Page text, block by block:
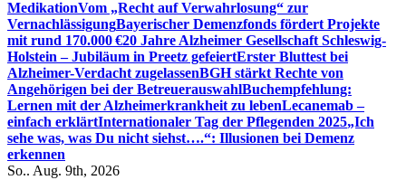
MedikationVom „Recht auf Verwahrlosung“ zur
VernachlässigungBayerischer Demenzfonds fördert Projekte
mit rund 170.000 €20 Jahre Alzheimer Gesellschaft Schleswig-
Holstein – Jubiläum in Preetz gefeiertErster Bluttest bei
Alzheimer-Verdacht zugelassenBGH stärkt Rechte von
Angehörigen bei der BetreuerauswahlBuchempfehlung:
Lernen mit der Alzheimerkrankheit zu lebenLecanemab –
einfach erklärtInternationaler Tag der Pflegenden 2025„Ich
sehe was, was Du nicht siehst….“: Illusionen bei Demenz
erkennen
So.. Aug. 9th, 2026